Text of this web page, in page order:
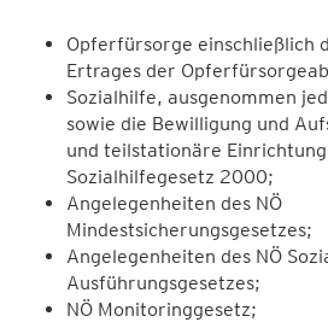
Opferfürsorge einschließlich
Ertrages der
Sozialhilfe, ausgenommen
sowie die Bewilligung und
und teilstationäre
Sozialhilfegesetz 2000;
Angelegenheiten des NÖ
Mindestsicherungsgesetzes;
Angelegenheiten des NÖ
Ausführungsgesetzes;
NÖ Monitoringgesetz;